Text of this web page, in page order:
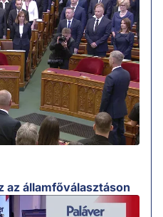
az államfőválasztáson